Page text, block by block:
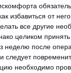
избавиться от
все другие
целиком
неделю после
необходимо